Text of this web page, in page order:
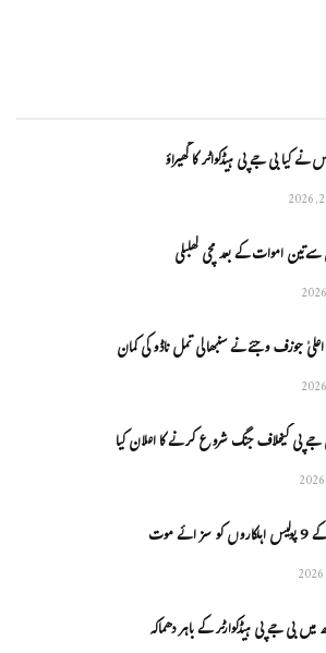
نے کیا بی جے پی ہیڈکواٹر کا گھیراؤ
سےتین اموات کے بعد مچی کھلبلی
جوزف وجئے نے سنبھالی تمل ناڈو کی کمان
جے پی کیخلاف جنگ شروع کرنے کا اعلان کیا
موت
بی جے پی ہیڈکوارٹر کے باہر دھماکہ